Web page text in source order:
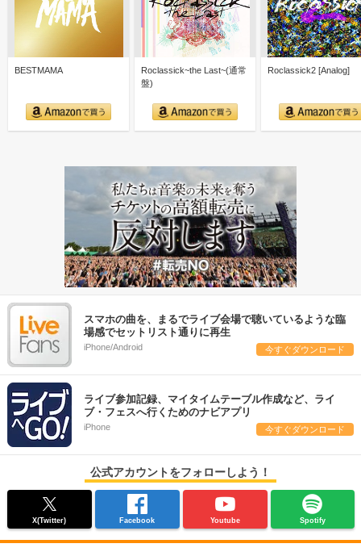
BESTMAMA
Roclassick~the Last~(通常
盤)
Roclassick2 [Analog]
スマホの曲を、まるでライブ会場で聴いているような臨
場感でセットリスト通りに再生
iPhone/Android 今すぐダウンロード
ライブ参加記録、マイタイムテーブル作成など、ライ
ブ・フェスへ行くためのナビアプリ
iPhone 今すぐダウンロード
公式アカウントをフォローしよう！
X(Twitter) Facebook Youtube Spotify